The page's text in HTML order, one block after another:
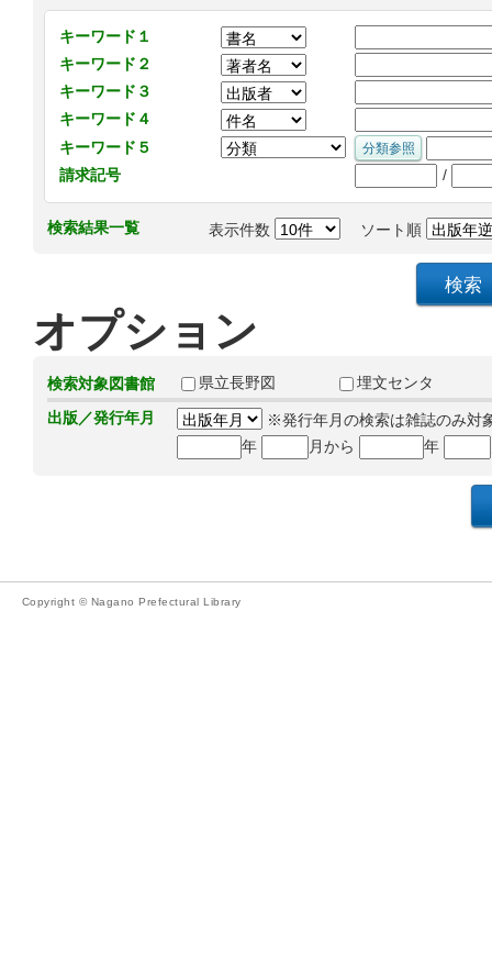
キーワード１
キーワード２
キーワード３
キーワード４
キーワード５
請求記号
/
検索結果一覧 表示件数 ソート順
オプション
検索対象図書館 県立長野図
埋文センタ
出版／発行年月
※発行年月の検索は雑誌のみ対
年
月から 年
Copyright © Nagano Prefectural Library